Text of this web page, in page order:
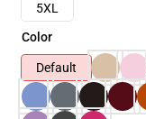
5XL
Color
Default